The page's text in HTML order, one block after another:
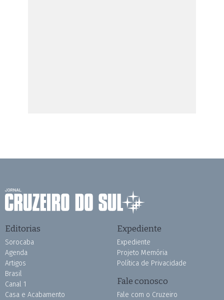
Editorias
Sorocaba
Agenda
Artigos
Brasil
Canal 1
Casa e Acabamento
Expediente
Expediente
Projeto Memória
Política de Privacidade
Fale conosco
Fale com o Cruzeiro